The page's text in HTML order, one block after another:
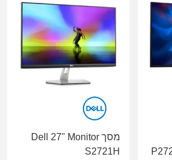
מסך Dell 27" Monitor
S2721H